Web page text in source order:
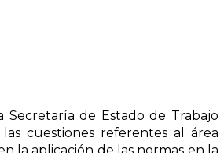
Secretaría de Estado de Trabajo
cuestiones referentes al área